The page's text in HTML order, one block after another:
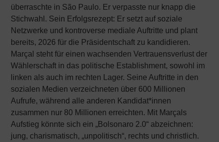
überraschte in São Paulo. Er verpasste nur knapp die
Stichwahl. Sein Erfolgsrezept: Er setzt auf soziale
Netzwerke und kontroverse mediale Auftritte und plant
bereits, 2026 für die Präsidentschaft zu kandidieren.
Marçal steht für einen wachsenden Vertrauensverlust der
Wählerschaft in das politische Establishment, sowohl im
linken als auch im rechten Lager. Seine Auftritte in den
sozialen Medien verzeichneten über 600 Millionen
Aufrufe, während alle anderen Kandidat*innen
zusammen nur 80 Millionen erreichten. Mit Marçals
Aufstieg könnte sich ein „Bolsonaro 2.0“ abzeichnen:
jung, charismatisch, „unpolitisch“, rechts und christlich.